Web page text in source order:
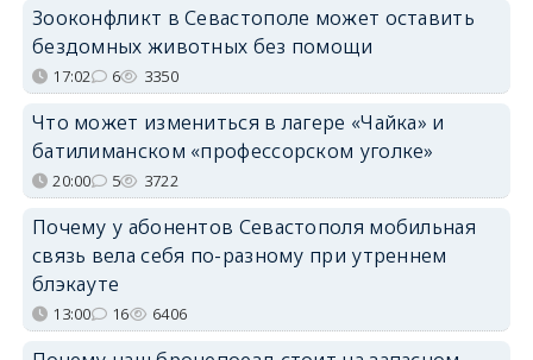
Зооконфликт в Севастополе может оставить
бездомных животных без помощи
17:02 6 3350
Что может измениться в лагере «Чайка» и
батилиманском «профессорском уголке»
20:00 5 3722
Почему у абонентов Севастополя мобильная
связь вела себя по-разному при утреннем
блэкауте
13:00 16 6406